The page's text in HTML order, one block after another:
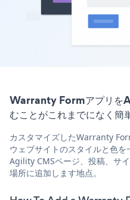
Warranty Formアプリを
むことがこれまでになく簡
カスタマイズしたWarranty
ウェブサイトのスタイルと色
Agility CMSページ、投稿、サ
場所に追加します地点。